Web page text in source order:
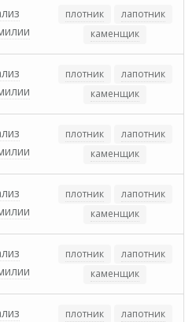
плотник
лапотник
каменщик
плотник
лапотник
каменщик
плотник
лапотник
каменщик
плотник
лапотник
каменщик
плотник
лапотник
каменщик
плотник
лапотник